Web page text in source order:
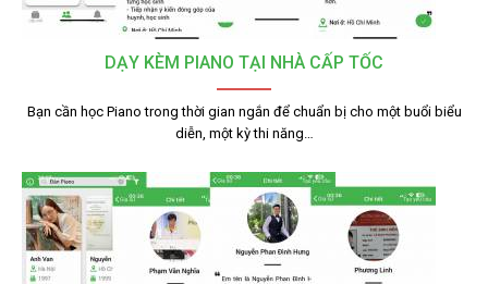
DẠY KÈM PIANO TẠI NHÀ CẤP TỐC
Bạn cần học Piano trong thời gian ngắn để chuẩn bị cho một buổi biểu
diễn, một kỳ thi năng…